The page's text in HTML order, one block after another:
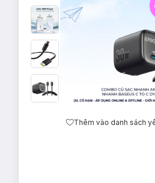
Thêm vào danh sách